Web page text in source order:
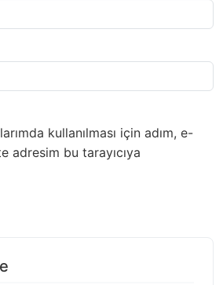
kullanılması için adım, e-
adresim bu tarayıcıya